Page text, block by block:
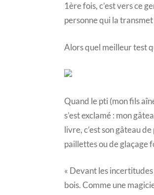
1ère fois, c’est vers ce
personne qui la
Alors quel meilleur test
Quand le pti (mon fils
s’est exclamé : mon
livre, c’est son gâteau
paillettes ou de glaçage
« Devant les
bois. Comme une